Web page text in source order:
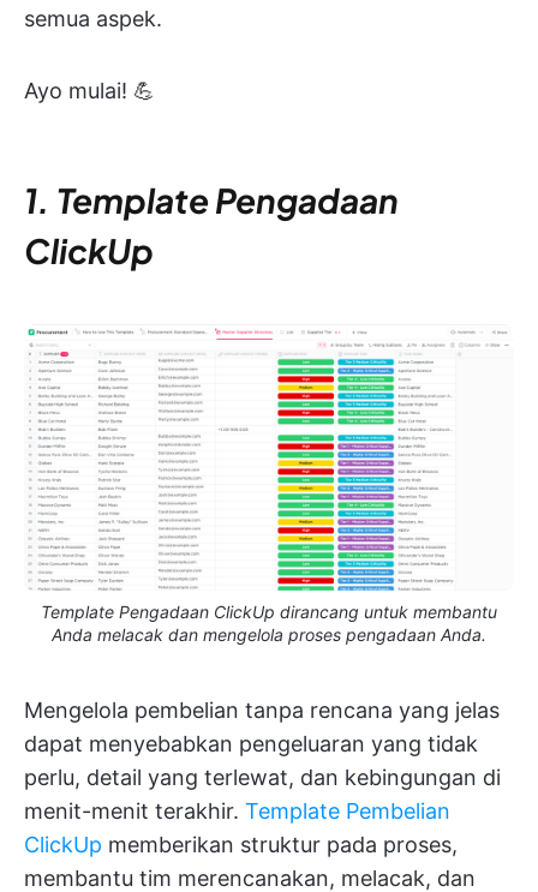
semua aspek.
Ayo mulai! 💪
1. Template Pengadaan
ClickUp
Template Pengadaan ClickUp dirancang untuk membantu
Anda melacak dan mengelola proses pengadaan Anda.
Mengelola pembelian tanpa rencana yang jelas
dapat menyebabkan pengeluaran yang tidak
perlu, detail yang terlewat, dan kebingungan di
menit-menit terakhir. Template Pembelian
ClickUp memberikan struktur pada proses,
membantu tim merencanakan, melacak, dan